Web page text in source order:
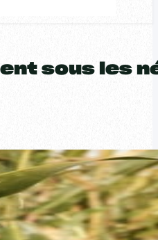
sous les